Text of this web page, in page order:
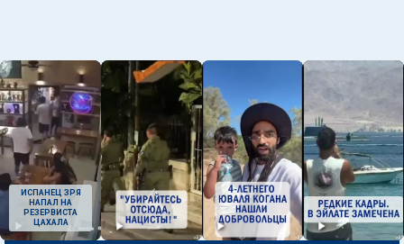
ИСПАНЕЦ ЗРЯ
НАПАЛ НА
РЕЗЕРВИСТА
ЦАХАЛА